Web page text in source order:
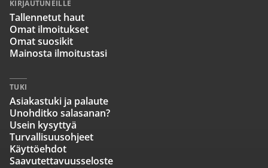
KIRJAUTUNEILLE
Tallennetut haut
Omat ilmoitukset
Omat suosikit
Mainosta ilmoitustasi
TUKI
Asiakastuki ja palaute
Unohditko salasanan?
Usein kysyttyä
Turvallisuusohjeet
Käyttöehdot
Saavutettavuusseloste